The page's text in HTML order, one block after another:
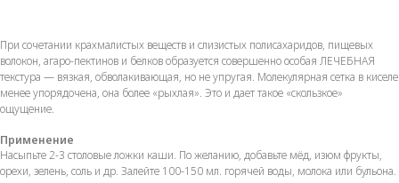
При сочетании крахмалистых веществ и слизистых полисахаридов, пищевых
волокон, агаро-пектинов и белков образуется совершенно особая ЛЕЧЕБНАЯ
текстура — вязкая, обволакивающая, но не упругая. Молекулярная сетка в киселе
менее упорядочена, она более «рыхлая». Это и дает такое «скользкое»
ощущение.
Применение
Насыпьте 2-3 столовые ложки каши. По желанию, добавьте мёд, изюм фрукты,
орехи, зелень, соль и др. Залейте 100-150 мл. горячей воды, молока или бульона.